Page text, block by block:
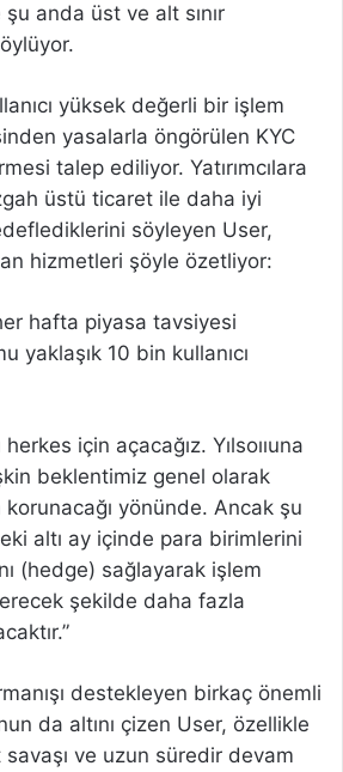
şu anda üst ve alt sınır
yüksek değerli bir işlem
yasalarla öngörülen KYC
talep ediliyor. Yatırımcılara
üstü ticaret ile daha iyi
söyleyen User,
hizmetleri şöyle özetliyor:
her hafta piyasa tavsiyesi
yaklaşık 10 bin kullanıcı
için açacağız. Yılsoııuna
beklentimiz genel olarak
yönünde. Ancak şu
altı ay içinde para birimlerini
(hedge) sağlayarak işlem
şekilde daha fazla
destekleyen birkaç önemli
da altını çizen User, özellikle
ve uzun süredir devam